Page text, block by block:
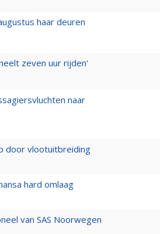
haar deuren
zeven uur rijden'
naar
door vlootuitbreiding
hard omlaag
van SAS Noorwegen